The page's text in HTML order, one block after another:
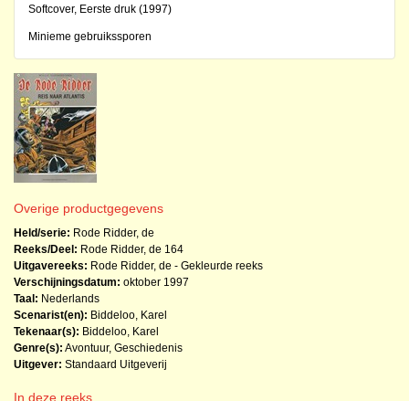
Softcover, Eerste druk (1997)
Minieme gebruikssporen
Overige productgegevens
Held/serie: Rode Ridder, de
Reeks/Deel: Rode Ridder, de 164
Uitgavereeks: Rode Ridder, de - Gekleurde reeks
Verschijningsdatum: oktober 1997
Taal: Nederlands
Scenarist(en): Biddeloo, Karel
Tekenaar(s): Biddeloo, Karel
Genre(s): Avontuur, Geschiedenis
Uitgever: Standaard Uitgeverij
In deze reeks